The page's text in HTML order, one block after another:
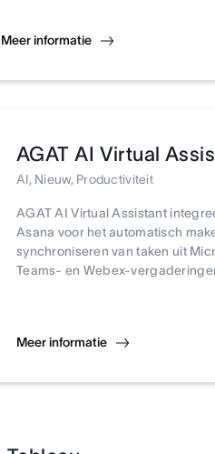
Meer informatie
AGAT AI Virtual
AI, Nieuw, Productiviteit
AGAT AI Virtual Assistant
Asana voor het automatisch
synchroniseren van taken uit
Teams- en Webex-
Meer informatie